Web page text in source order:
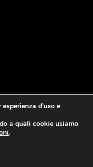
d'uso e
a quali cookie usiamo
.